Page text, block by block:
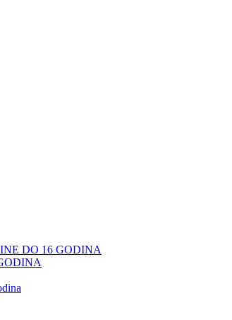
DO 16 GODINA